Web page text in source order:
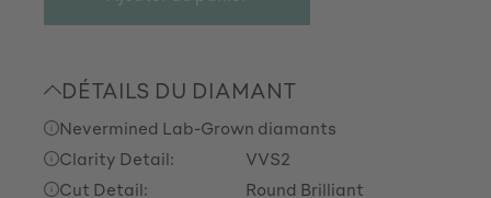
DÉTAILS DU DIAMANT
Nevermined Lab-Grown diamants
Clarity Detail:
VVS2
Cut Detail:
Round Brilliant